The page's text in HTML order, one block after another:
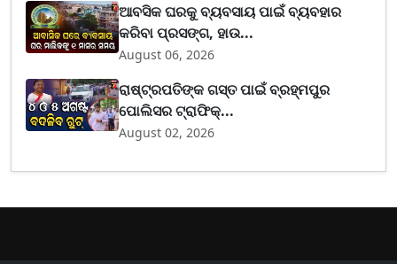
ଆବସିକ ଘରକୁ ବ୍ୟବସାୟ ପାଇଁ ବ୍ୟବହାର
କରିବା ପ୍ରସଙ୍ଗ, ହାଉ...
August 06, 2026
ରାଷ୍ଟ୍ରପତିଙ୍କ ଗସ୍ତ ପାଇଁ ବ୍ରହ୍ମପୁର
ପୋଲିସର ଟ୍ରାଫିକ୍...
August 02, 2026